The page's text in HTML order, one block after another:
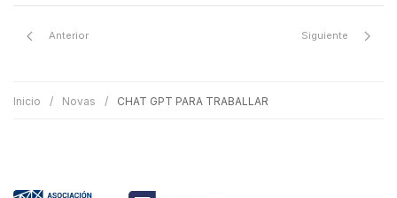
Anterior Siguiente
Inicio Novas CHAT GPT PARA TRABALLAR